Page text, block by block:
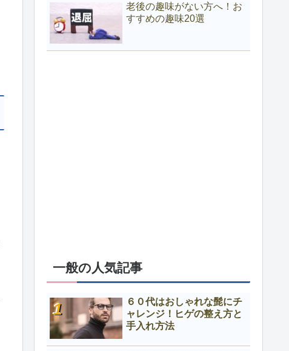
老後の趣味がない方へ！お
すすめの趣味20選
一般の人気記事
６０代はおしゃれな髭にチ
ャレンジ！ヒゲの整え方と
手入れ方法